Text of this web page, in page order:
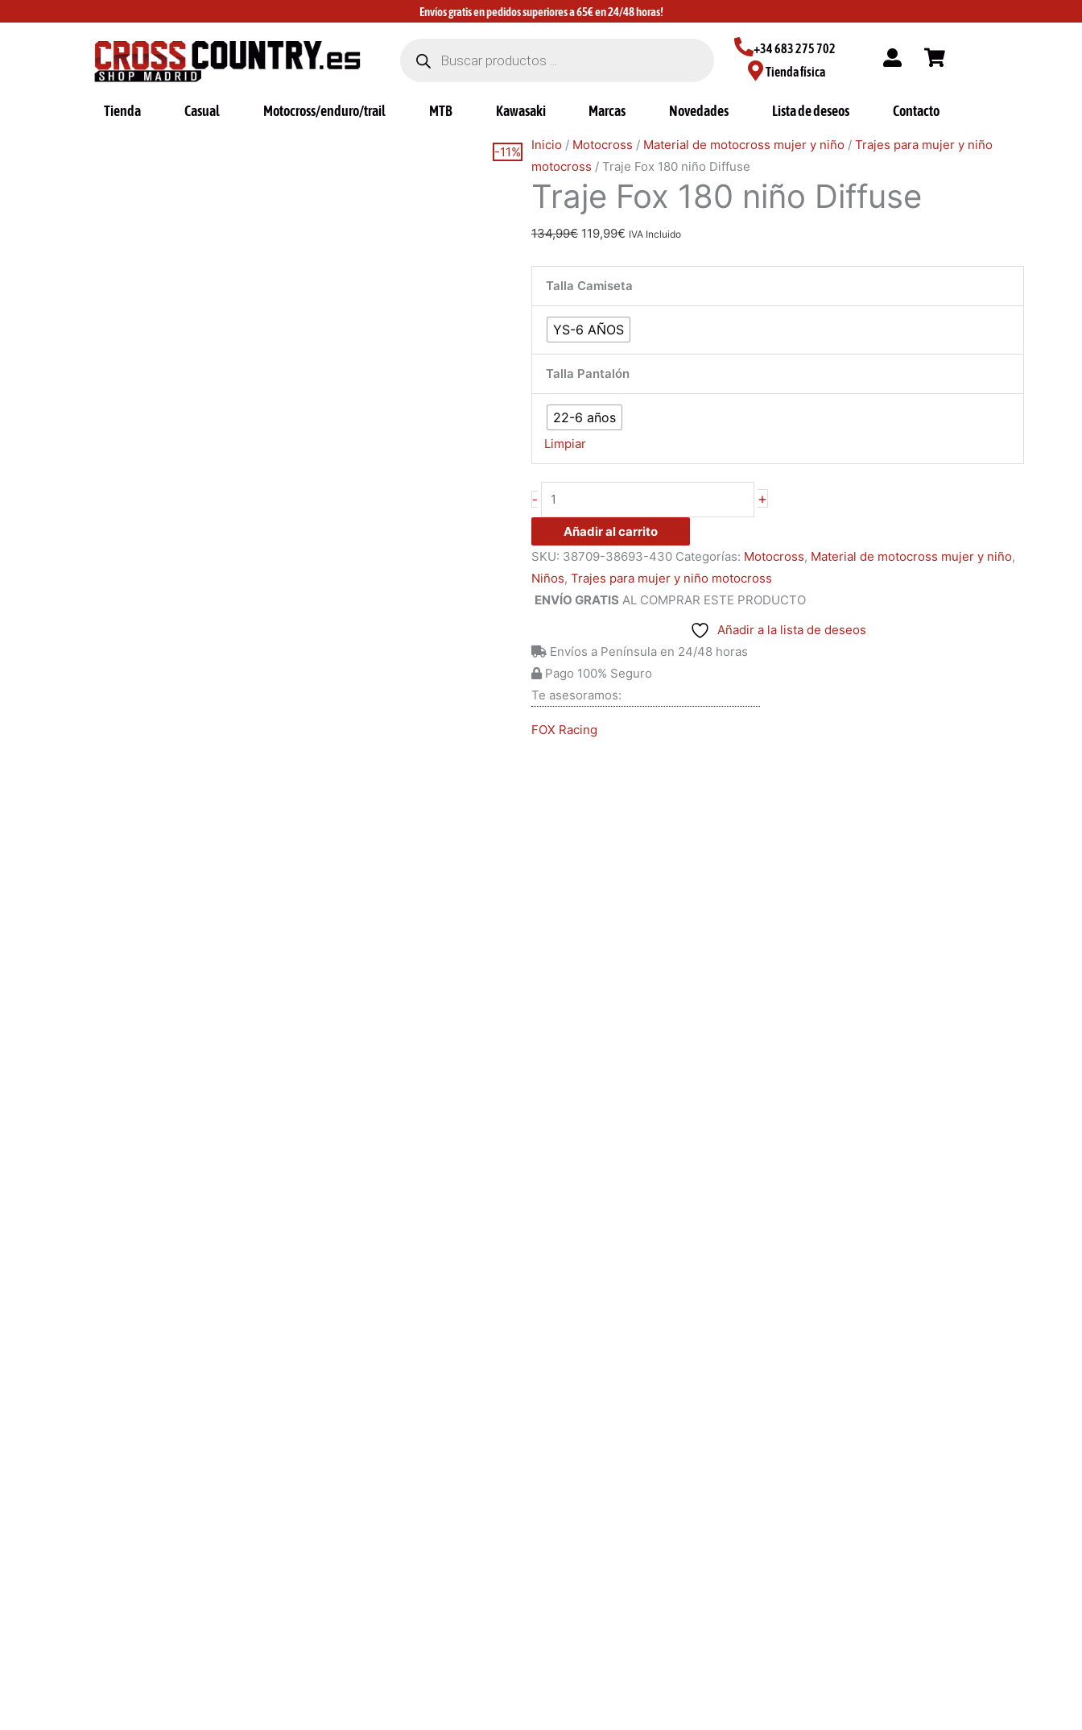
Envíos gratis en pedidos superiores a 65€ en 24/48 horas!
productos
+34 683 275 702
Tienda física
Tienda Casual Motocross/enduro/trail MTB Kawasaki Marcas Novedades Lista de deseos Contacto
-11% Inicio / Motocross / Material de motocross mujer y niño / Trajes para mujer y niño
motocross / Traje Fox 180 niño Diffuse
Traje Fox 180 niño Diffuse
134,99€
El
precio
original
era:
134,99€.
119,99€
El
precio
actual
es:
119,99€.
IVA Incluido
Talla Camiseta
YS-6 AÑOS
Talla Pantalón
22-6 años
Limpiar
-
Traje
Fox
180
niño
Diffuse
+
Añadir al carrito
SKU: 38709-38693-430 Categorías: Motocross, Material de motocross mujer y niño,
Niños, Trajes para mujer y niño motocross
ENVÍO GRATIS AL COMPRAR ESTE PRODUCTO
Añadir a la lista de deseos
Envíos a Península en 24/48 horas
Pago 100% Seguro
Te asesoramos:
FOX Racing